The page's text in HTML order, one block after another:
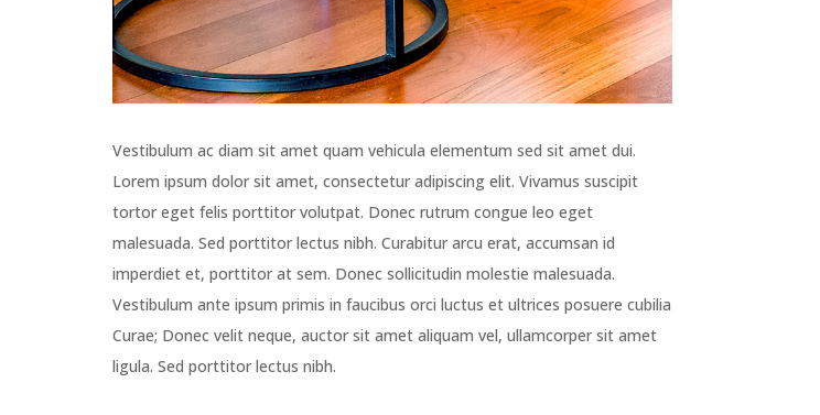
Vestibulum ac diam sit amet quam vehicula elementum sed sit amet dui.
Lorem ipsum dolor sit amet, consectetur adipiscing elit. Vivamus suscipit
tortor eget felis porttitor volutpat. Donec rutrum congue leo eget
malesuada. Sed porttitor lectus nibh. Curabitur arcu erat, accumsan id
imperdiet et, porttitor at sem. Donec sollicitudin molestie malesuada.
Vestibulum ante ipsum primis in faucibus orci luctus et ultrices posuere cubilia
Curae; Donec velit neque, auctor sit amet aliquam vel, ullamcorper sit amet
ligula. Sed porttitor lectus nibh.